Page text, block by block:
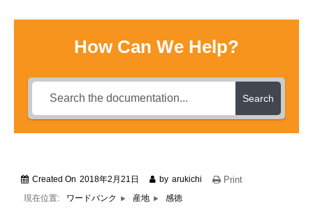
How Can We Help?
Search
Created On 2018年2月21日 by arukichi Print
現在位置: ワードバンク 産地 感徳
WordBank
Shops
Books